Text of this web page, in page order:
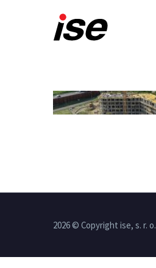
2026 © Copyright ise, s. r. o.